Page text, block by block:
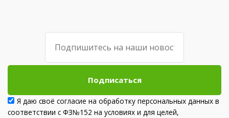
Подписаться
Я даю своё согласие на обработку персональных данных в
соответствии с ФЗ№152 на условиях и для целей,